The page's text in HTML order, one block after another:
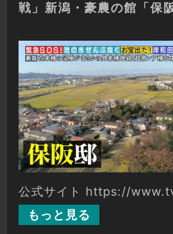
戦」新潟・豪農の館「保
公式サイト https://
もっと見る